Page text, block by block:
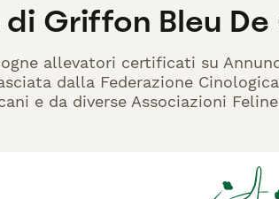
Griffon Bleu
allevatori certificati su
dalla Federazione
e da diverse Associazioni